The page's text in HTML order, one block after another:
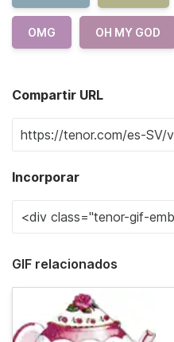
OMG OH MY GOD
Compartir URL
Incorporar
GIF relacionados